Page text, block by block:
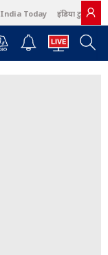
India Today इंडिया टुडे हिंदी